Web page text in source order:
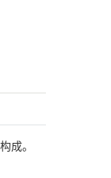
成。